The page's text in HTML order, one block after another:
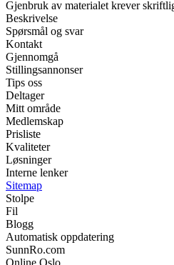
Gjenbruk av materialet krever
Beskrivelse
Spørsmål og svar
Kontakt
Gjennomgå
Stillingsannonser
Tips oss
Deltager
Mitt område
Medlemskap
Prisliste
Kvaliteter
Løsninger
Interne lenker
Sitemap
Stolpe
Fil
Blogg
Automatisk oppdatering
SunnRo.com
Online Oslo